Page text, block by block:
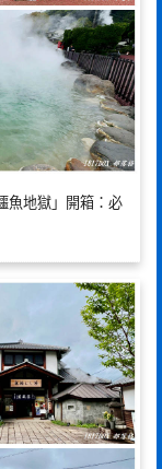
魚地獄」開箱：必